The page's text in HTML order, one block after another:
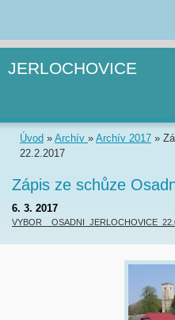
JERLOCHOVICE
Úvod » Archív » Archív 2017 »
22.2.2017
Zápis ze schůze
6. 3. 2017